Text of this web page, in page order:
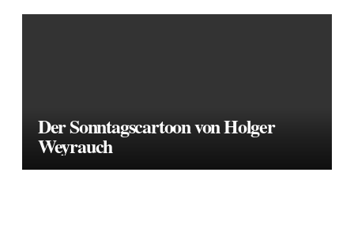
Der Sonntagscartoon von Holger
Weyrauch